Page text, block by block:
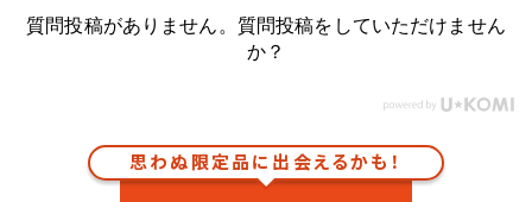
質問投稿がありません。質問投稿をしていただけません
か？
思わぬ限定品に出会えるかも！